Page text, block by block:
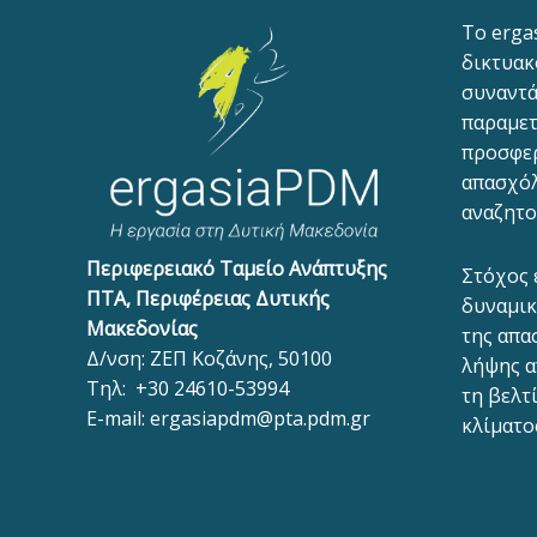
Περιφερειακό Ταμείο Ανάπτυξης
ΠΤΑ, Περιφέρειας Δυτικής
Μακεδονίας
Δ/νση: ΖΕΠ Κοζάνης, 50100
Τηλ: +30 24610-53994
E-mail: ergasiapdm@pta.pdm.gr
To
Στόχος
της
λήψης
τη